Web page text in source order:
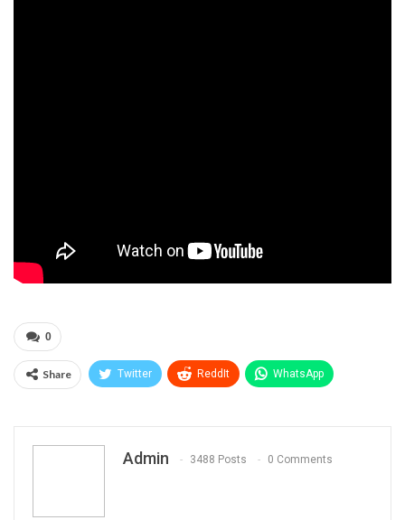
0
Share Twitter ReddIt WhatsApp
Admin 3488 Posts 0 Comments